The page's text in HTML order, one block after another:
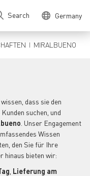
Search Germany
MIRALBUENO
dass sie den
suchen, und
. Unser Engagement
Wissen
den Sie für Ihre
hinaus bieten wir:
Lieferung am